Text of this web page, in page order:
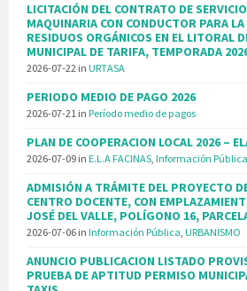
LICITACIÓN DEL CONTRATO DE
MAQUINARIA CON CONDUCTOR PARA
RESIDUOS ORGÁNICOS EN EL LITORAL
MUNICIPAL DE TARIFA, TEMPORADA
2026-07-22 in URTASA
PERIODO MEDIO DE PAGO 2026
2026-07-21 in Período medio de pagos
PLAN DE COOPERACION LOCAL 2026 –
2026-07-09 in E.L.A FACINAS, Información Pública
ADMISIÓN A TRÁMITE DEL PROYECTO
CENTRO DOCENTE, CON
JOSÉ DEL VALLE, POLÍGONO 16,
2026-07-06 in Información Pública, URBANISMO
ANUNCIO PUBLICACION LISTADO
PRUEBA DE APTITUD PERMISO